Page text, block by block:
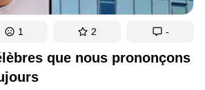
que nous prononçons
1 2 -